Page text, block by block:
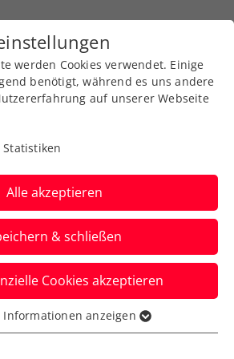
by Babolat: Auf
von Thiem,
Co.
zeigt bei der
Jugendturnierserie in
Hallein großes Tennis.
werden Cookies verwendet. Einige
benötigt, während es uns andere
auf unserer Webseite
Statistiken
Alle akzeptieren
& schließen
Cookies akzeptieren
werden für grundlegende
Informationen anzeigen